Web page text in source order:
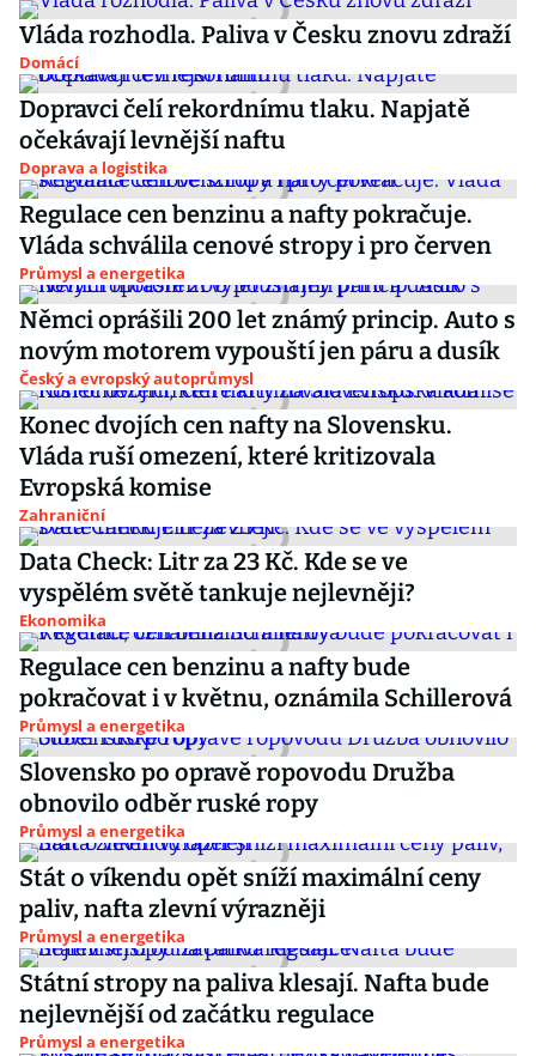
Vláda rozhodla. Paliva v Česku znovu zdraží
Domácí
Dopravci čelí rekordnímu tlaku. Napjatě
očekávají levnější naftu
Doprava a logistika
Regulace cen benzinu a nafty pokračuje.
Vláda schválila cenové stropy i pro červen
Průmysl a energetika
Němci oprášili 200 let známý princip. Auto s
novým motorem vypouští jen páru a dusík
Český a evropský autoprůmysl
Konec dvojích cen nafty na Slovensku.
Vláda ruší omezení, které kritizovala
Evropská komise
Zahraniční
Data Check: Litr za 23 Kč. Kde se ve
vyspělém světě tankuje nejlevněji?
Ekonomika
Regulace cen benzinu a nafty bude
pokračovat i v květnu, oznámila Schillerová
Průmysl a energetika
Slovensko po opravě ropovodu Družba
obnovilo odběr ruské ropy
Průmysl a energetika
Stát o víkendu opět sníží maximální ceny
paliv, nafta zlevní výrazněji
Průmysl a energetika
Státní stropy na paliva klesají. Nafta bude
nejlevnější od začátku regulace
Průmysl a energetika